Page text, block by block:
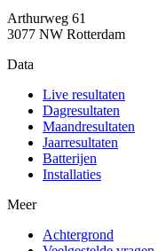
Arthurweg 61
3077 NW Rotterdam
Data
Live resultaten
Dagresultaten
Maandresultaten
Jaarresultaten
Batterijen
Installaties
Meer
Achtergrond